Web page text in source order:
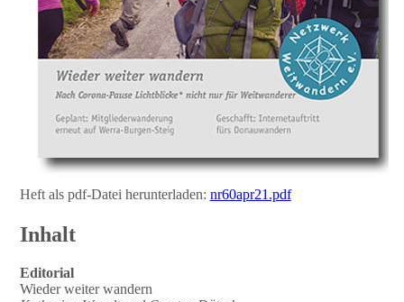
Heft als pdf-Datei herunterladen: nr60apr21.pdf
Inhalt
Editorial
Wieder weiter wandern